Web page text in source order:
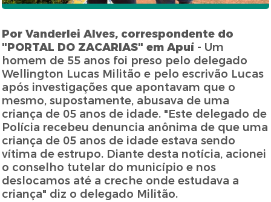
Por Vanderlei Alves, correspondente do
"PORTAL DO ZACARIAS" em Apuí - Um
homem de 55 anos foi preso pelo delegado
Wellington Lucas Militão e pelo escrivão Lucas
após investigações que apontavam que o
mesmo, supostamente, abusava de uma
criança de 05 anos de idade. "Este delegado de
Polícia recebeu denuncia anônima de que uma
criança de 05 anos de idade estava sendo
vítima de estrupo. Diante desta notícia, acionei
o conselho tutelar do município e nos
deslocamos até a creche onde estudava a
criança" diz o delegado Militão.